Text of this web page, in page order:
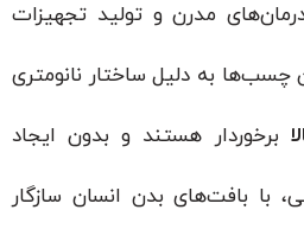
مدرن و تولید تجهیزات
چسب‌ها به دلیل ساختار نانومتری
برخوردار هستند و بدون ایجاد
بافت‌های بدن انسان سازگار